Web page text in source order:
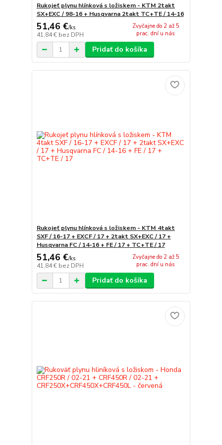
Rukojeť plynu hlínková s ložiskem - KTM 2takt
SX+EXC / 98-16 + Husqvarna 2takt TC+TE / 14-16
51,46 €/ks
41,84 € bez DPH
Zvyčajne do 2 až 5
prac. dní u nás
Pridať do košíka
Rukojeť plynu hlínková s ložiskem - KTM 4takt
SXF / 16-17 + EXCF / 17 + 2takt SX+EXC / 17 +
Husqvarna FC / 14-16 + FE / 17 + TC+TE / 17
51,46 €/ks
41,84 € bez DPH
Zvyčajne do 2 až 5
prac. dní u nás
Pridať do košíka